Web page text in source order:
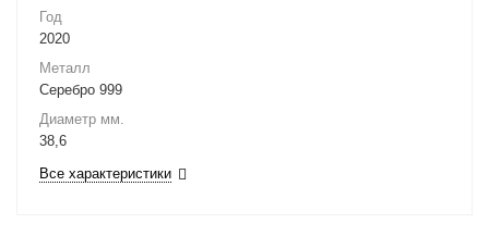
Год
2020
Металл
Серебро 999
Диаметр мм.
38,6
Все характеристики